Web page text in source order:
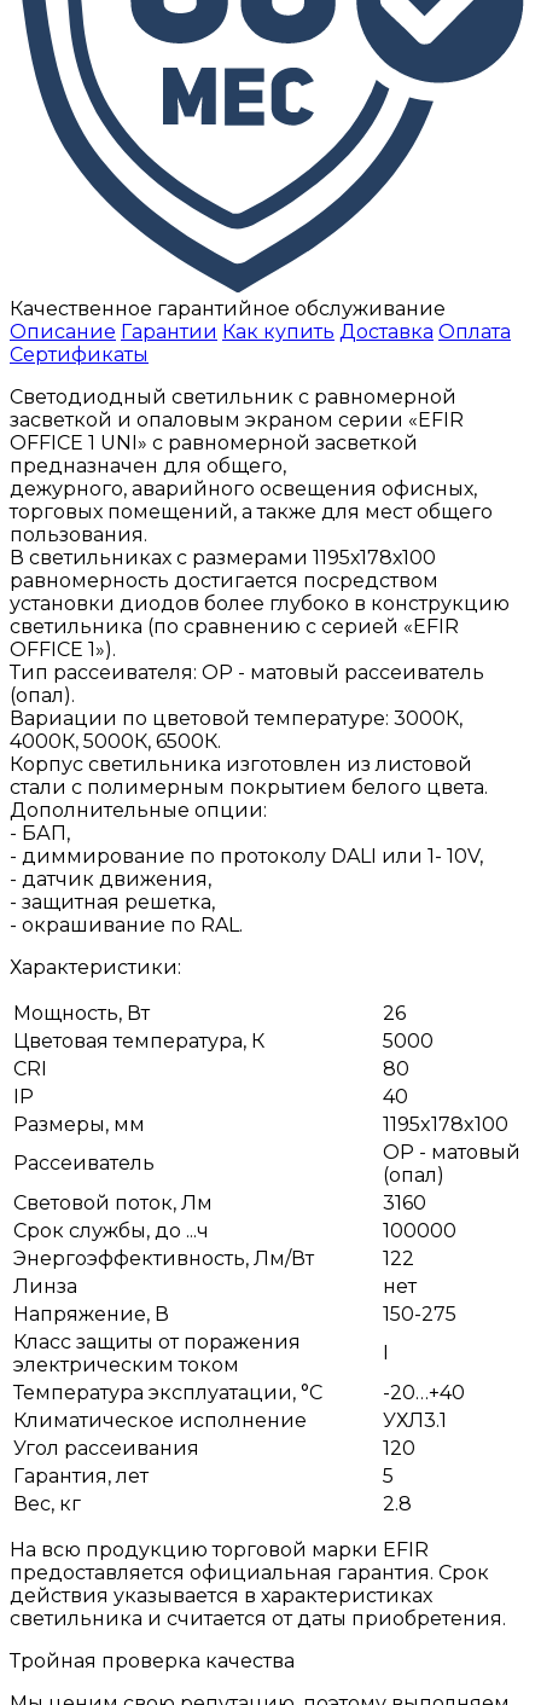
Качественное гарантийное обслуживание
Описание Гарантии Как купить Доставка Оплата
Сертификаты
Светодиодный светильник с равномерной
засветкой и опаловым экраном серии «EFIR
OFFICE 1 UNI» с равномерной засветкой
предназначен для общего,
дежурного, аварийного освещения офисных,
торговых помещений, а также для мест общего
пользования.
В светильниках с размерами 1195х178х100
равномерность достигается посредством
установки диодов более глубоко в конструкцию
светильника (по сравнению с серией «EFIR
OFFICE 1»).
Тип рассеивателя: ОР - матовый рассеиватель
(опал).
Вариации по цветовой температуре: 3000К,
4000К, 5000К, 6500К.
Корпус светильника изготовлен из листовой
стали с полимерным покрытием белого цвета.
Дополнительные опции:
- БАП,
- диммирование по протоколу DALI или 1- 10V,
- датчик движения,
- защитная решетка,
- окрашивание по RAL.
Характеристики:
Мощность, Вт
26
Цветовая температура, К
5000
CRI
80
IP
40
Размеры, мм
1195x178x100
Рассеиватель
OP - матовый
(опал)
Световой поток, Лм
3160
Срок службы, до ...ч
100000
Энергоэффективность, Лм/Вт
122
Линза
нет
Напряжение, В
150-275
Класс защиты от поражения
электрическим током
I
Температура эксплуатации, °С
-20…+40
Климатическое исполнение
УХЛ3.1
Угол рассеивания
120
Гарантия, лет
5
Вес, кг
2.8
На всю продукцию торговой марки EFIR
предоставляется официальная гарантия. Срок
действия указывается в характеристиках
светильника и считается от даты приобретения.
Тройная проверка качества